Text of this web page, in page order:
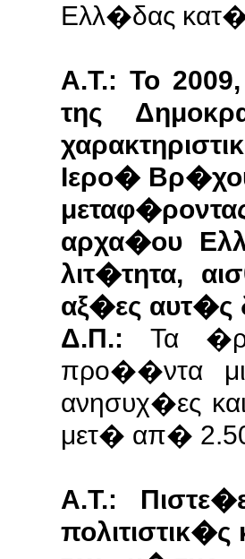
Ελλ�δας κατ�
Α.Τ.: Το
της
Ιερο�
αρχα�ου
λιτ�τητα,
αξ�ες αυτ�ς
Δ.Π.: Τα
προ��ντα
ανησυχ�ες
μετ� απ�
Α.Τ.: